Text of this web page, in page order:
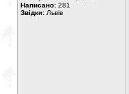
Написано: 281
Звідки: Львів